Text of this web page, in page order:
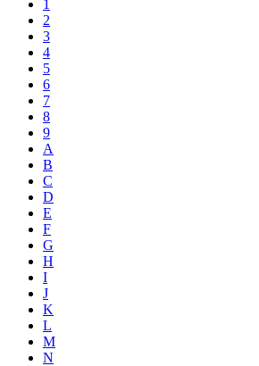
1
2
3
4
5
6
7
8
9
A
B
C
D
E
F
G
H
I
J
K
L
M
N